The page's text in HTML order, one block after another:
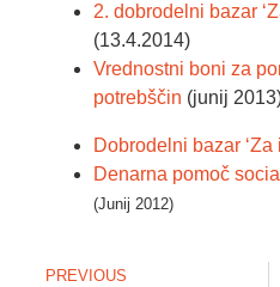
2. dobrodelni bazar
(13.4.2014)
Vrednostni boni za
potrebščin (junij
Dobrodelni bazar ‘Za
Denarna pomoč
(Junij 2012)
PREVIOUS